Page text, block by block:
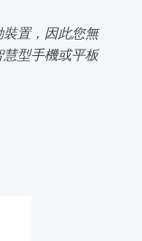
置，因此您無
型手機或平板